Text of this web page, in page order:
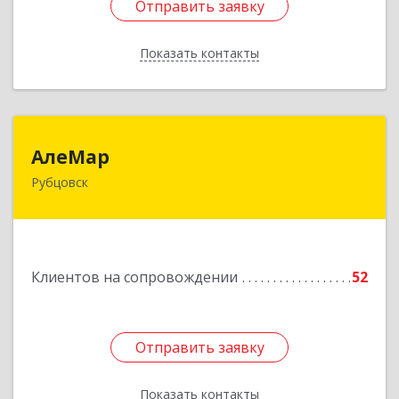
Отправить заявку
Показать контакты
Отправить заявку
Назад
АлеМар
Рубцовск
Клиентов на сопровождении 52
Отправить заявку
Показать контакты
Отправить заявку
Назад